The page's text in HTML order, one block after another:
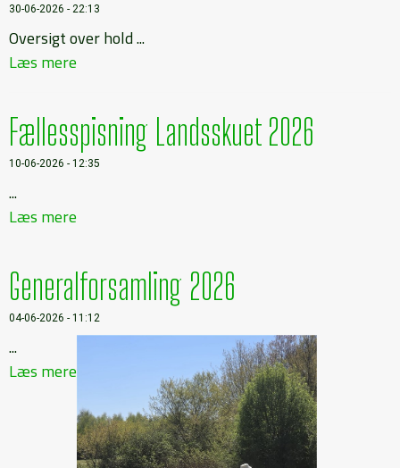
30-06-2026 - 22:13
Oversigt over hold ...
Læs mere
Fællesspisning Landsskuet 2026
10-06-2026 - 12:35
...
Læs mere
Generalforsamling 2026
04-06-2026 - 11:12
...
Læs mere